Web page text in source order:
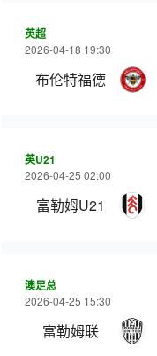
英超
2026-04-18 19:30
布伦特福德
英U21
2026-04-25 02:00
富勒姆U21
澳足总
2026-04-25 15:30
富勒姆联